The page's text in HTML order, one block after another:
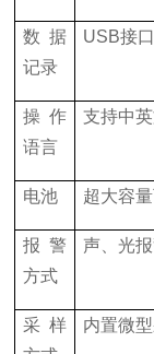
数据
记录
USB接
操作
语言
支持中
电池 超大容
报警
方式
声、光
采样
内置微